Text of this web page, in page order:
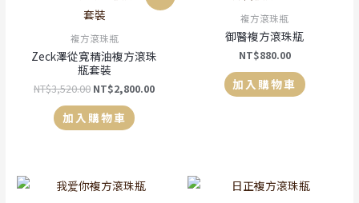
複方滾珠瓶
Zeck澤從寬精油複方滾珠
瓶套裝
NT$3,520.00 NT$2,800.00
加入購物車
複方滾珠瓶
御醫複方滾珠瓶
NT$880.00
加入購物車